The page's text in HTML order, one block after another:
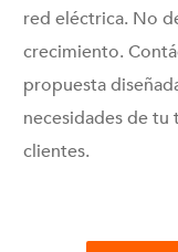
red eléctrica. No
crecimiento.
propuesta
necesidades de tu
clientes.